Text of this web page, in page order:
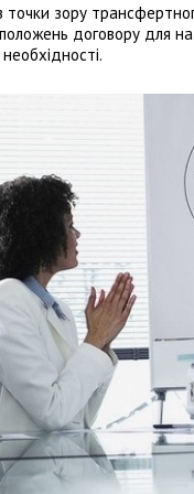
точки зору
договору для